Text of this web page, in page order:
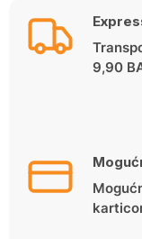
9,90